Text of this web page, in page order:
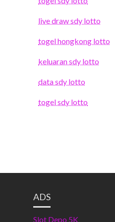
live draw sdy lotto
togel hongkong lotto
keluaran sdy lotto
data sdy lotto
togel sdy lotto
ADS
Slot Depo 5K